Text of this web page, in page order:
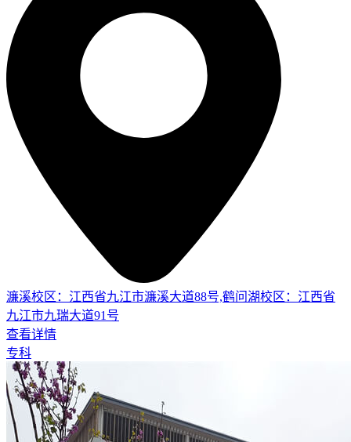
濂溪校区：江西省九江市濂溪大道88号,鹤问湖校区：江西省
九江市九瑞大道91号
查看详情
专科